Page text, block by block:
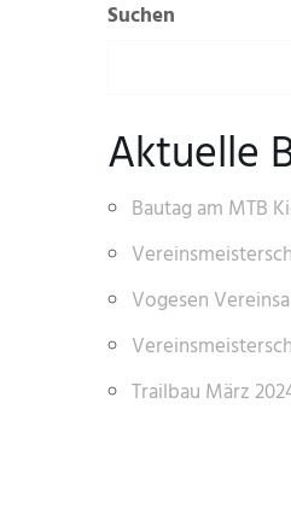
Suchen
Aktuelle
Bautag am MTB
Vogesen
Trailbau März